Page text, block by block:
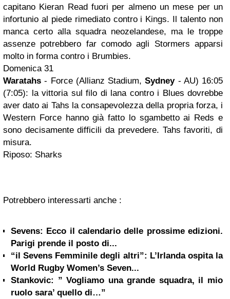
capitano Kieran Read fuori per almeno un mese per un
infortunio al piede rimediato contro i Kings. Il talento non
manca certo alla squadra neozelandese, ma le troppe
assenze potrebbero far comodo agli Stormers apparsi
molto in forma contro i Brumbies.
Domenica 31
Waratahs- Force (Allianz Stadium,Sydney- AU) 16:05
(7:05): la vittoria sul filo di lana contro i Blues dovrebbe
aver dato ai Tahs la consapevolezza della propria forza, i
Western Force hanno già fatto lo sgambetto ai Reds e
sono decisamente difficili da prevedere. Tahs favoriti, di
misura.
Riposo: Sharks
Potrebbero interessarti anche :
Sevens: Ecco il calendario delle prossime edizioni.
Parigi prende il posto di...
“il Sevens Femminile degli altri”: L’Irlanda ospita la
World Rugby Women’s Seven...
Stankovic: ” Vogliamo una grande squadra, il mio
ruolo sara’ quello di…”